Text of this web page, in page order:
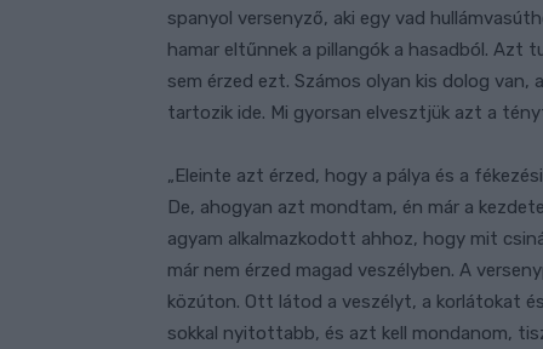
spanyol versenyző, aki egy vad
hamar eltűnnek a pillangók a hasadból. Azt
sem érzed ezt. Számos olyan kis dolog
tartozik ide. Mi gyorsan elvesztjük azt a
„Eleinte azt érzed, hogy a pálya és a
De, ahogyan azt mondtam, én már a
agyam alkalmazkodott ahhoz, hogy mit
már nem érzed magad veszélyben. A
közúton. Ott látod a veszélyt, a korlátokat
sokkal nyitottabb, és azt kell mondanom,